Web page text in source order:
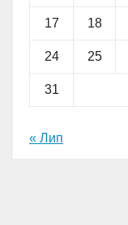
17 18
24 25
31
« Лип